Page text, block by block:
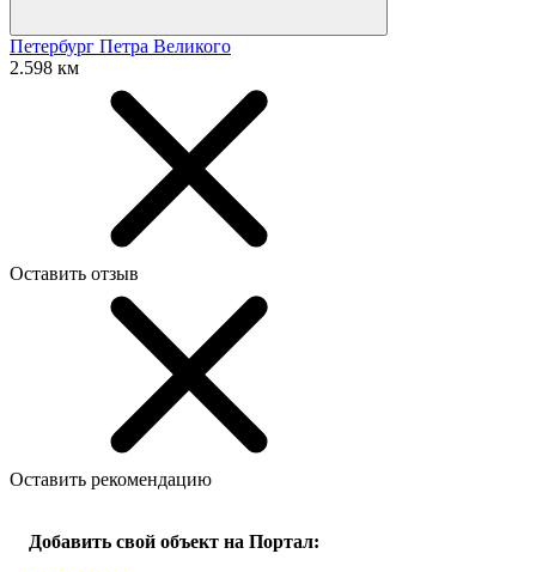
Петербург Петра Великого
2.598 км
Оставить отзыв
Оставить рекомендацию
Добавить свой объект на Портал: